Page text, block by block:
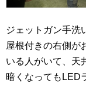
ジェットガン手洗
屋根付きの右側が
いる人がいて、天
暗くなってもLED